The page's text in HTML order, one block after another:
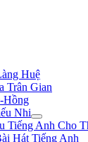
Huệ
Trân Gian
Hồng
Nhi
Tiếng Anh Cho
Hát Tiếng Anh